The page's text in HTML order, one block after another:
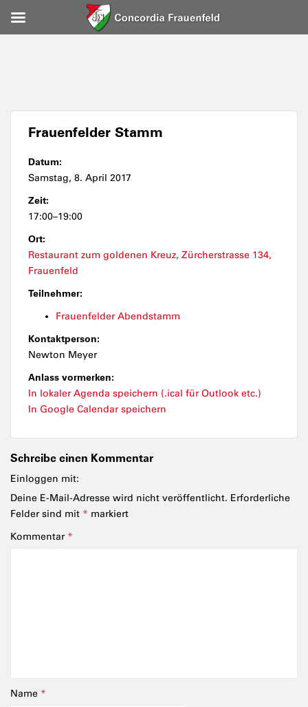
Frauenfelder Stamm
Datum:
Samstag, 8. April 2017
Zeit:
17:00–19:00
Ort:
Restaurant zum goldenen Kreuz, Zürcherstrasse 134,
Frauenfeld
Teilnehmer:
Frauenfelder Abendstamm
Kontaktperson:
Newton Meyer
Anlass vormerken:
In lokaler Agenda speichern (.ical für Outlook etc.)
In Google Calendar speichern
Schreibe einen Kommentar
Einloggen mit:
Deine E-Mail-Adresse wird nicht veröffentlicht. Erforderliche
Felder sind mit * markiert
Kommentar *
Name *